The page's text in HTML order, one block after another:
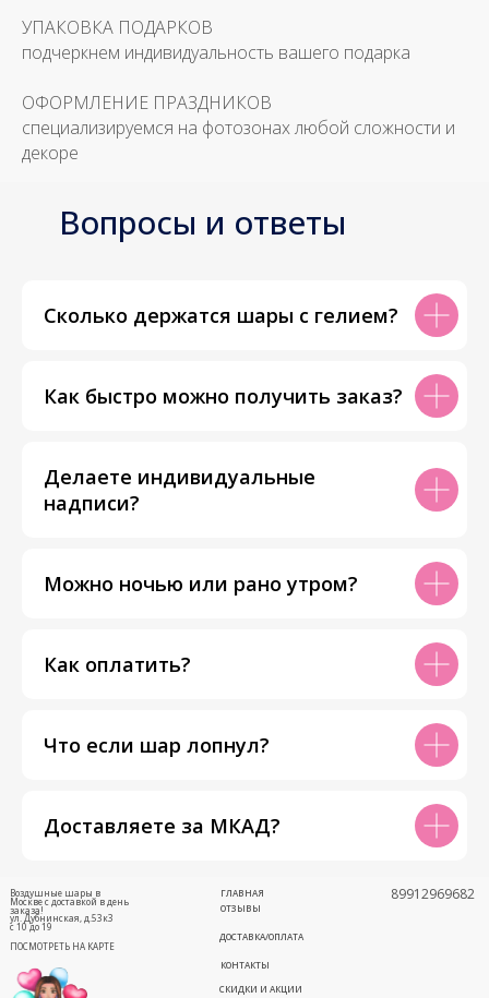
УПАКОВКА ПОДАРКОВ
подчеркнем индивидуальность вашего подарка
ОФОРМЛЕНИЕ ПРАЗДНИКОВ
специализируемся на фотозонах любой сложности и
декоре
Вопросы и ответы
Сколько держатся шары с гелием?
Как быстро можно получить заказ?
Делаете индивидуальные
надписи?
Можно ночью или рано утром?
Как оплатить?
Что если шар лопнул?
Доставляете за МКАД?
ул. Дубнинская, д.53к3
с 10 до 19
ПОСМОТРЕТЬ НА КАРТЕ
ОТЗЫВЫ
ГЛАВНАЯ
ДОСТАВКА/ОПЛАТА
СКИДКИ И АКЦИИ
КОНТАКТЫ
89912969682
Воздушные шары в
Москве с доставкой в день
заказа!